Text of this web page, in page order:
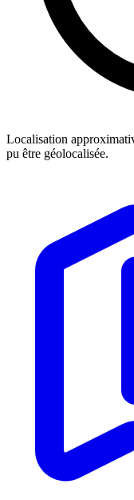
Localisation
pu être géolocalisée.